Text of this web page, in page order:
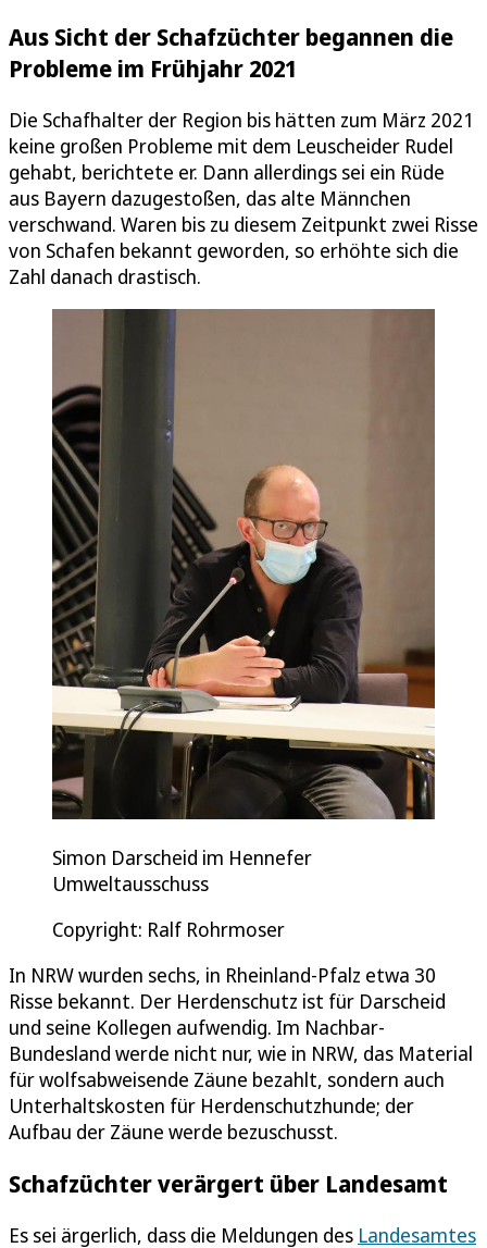
Aus Sicht der Schafzüchter begannen die
Probleme im Frühjahr 2021
Die Schafhalter der Region bis hätten zum März 2021
keine großen Probleme mit dem Leuscheider Rudel
gehabt, berichtete er. Dann allerdings sei ein Rüde
aus Bayern dazugestoßen, das alte Männchen
verschwand. Waren bis zu diesem Zeitpunkt zwei Risse
von Schafen bekannt geworden, so erhöhte sich die
Zahl danach drastisch.
Simon Darscheid im Hennefer
Umweltausschuss
Copyright: Ralf Rohrmoser
In NRW wurden sechs, in Rheinland-Pfalz etwa 30
Risse bekannt. Der Herdenschutz ist für Darscheid
und seine Kollegen aufwendig. Im Nachbar-
Bundesland werde nicht nur, wie in NRW, das Material
für wolfsabweisende Zäune bezahlt, sondern auch
Unterhaltskosten für Herdenschutzhunde; der
Aufbau der Zäune werde bezuschusst.
Schafzüchter verärgert über Landesamt
Es sei ärgerlich, dass die Meldungen des Landesamtes